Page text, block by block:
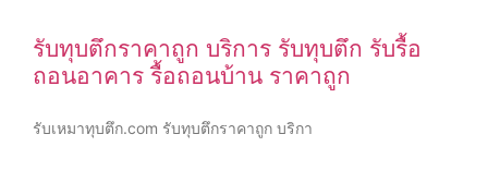
รับทุบตึกราคาถูก บริการ รับทุบตึก รับรื้อ
ถอนอาคาร รื้อถอนบ้าน ราคาถูก
รับเหมาทุบตึก.com รับทุบตึกราคาถูก บริกา